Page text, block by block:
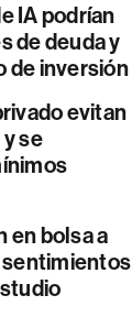
IA podrían
de deuda y
de inversión
evitan
se
en bolsa a
sentimientos